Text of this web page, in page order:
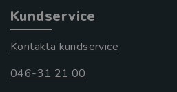
Kundservice
Kontakta kundservice
046-31 21 00